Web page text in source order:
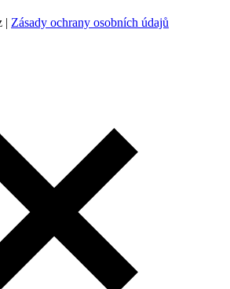
| Zásady ochrany osobních údajů